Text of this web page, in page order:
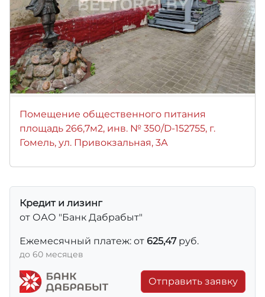
Помещение общественного питания
площадь 266,7м2, инв. № 350/D-152755, г.
Гомель, ул. Привокзальная, 3А
Кредит и лизинг
от ОАО "Банк Дабрабыт"
Ежемесячный платеж: от 625,47руб.
до 60 месяцев
Отправить заявку